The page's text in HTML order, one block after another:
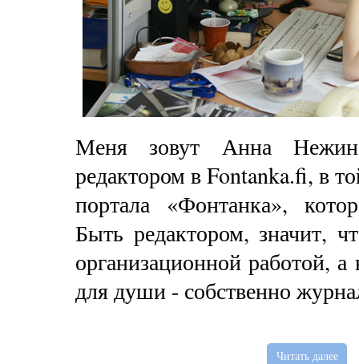
Меня зовут Анна
редактором в Fontanka.fi, в
портала «Фонтанка»,
Быть редактором, значит,
организационной работой,
для души - собственно
Читать далее